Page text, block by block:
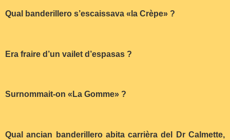
Qual banderillero s’escaissava «la Crèpe» ?
Era fraire d’un vailet d’espasas ?
Surnommait-on «La Gomme» ?
Qual ancian banderillero abita carrièra del Dr Calmette,